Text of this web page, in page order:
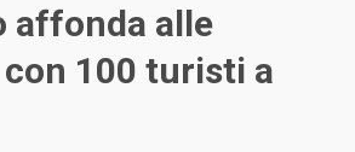
affonda alle
con 100 turisti a